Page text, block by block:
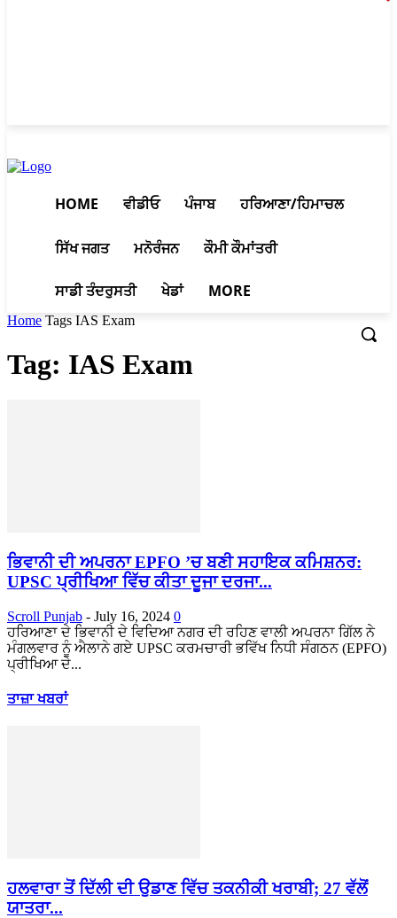
HOME ਵੀਡੀਓ ਪੰਜਾਬ ਹਰਿਆਣਾ/ਹਿਮਾਚਲ
ਸਿੱਖ ਜਗਤ ਮਨੋਰੰਜਨ ਕੌਮੀ ਕੌਮਾਂਤਰੀ
ਸਾਡੀ ਤੰਦਰੁਸਤੀ ਖੇਡਾਂ MORE
Home Tags IAS Exam
Tag: IAS Exam
ਭਿਵਾਨੀ ਦੀ ਅਪਰਨਾ EPFO ​​’ਚ ਬਣੀ ਸਹਾਇਕ ਕਮਿਸ਼ਨਰ:
UPSC ਪ੍ਰੀਖਿਆ ਵਿੱਚ ਕੀਤਾ ਦੂਜਾ ਦਰਜਾ...
Scroll Punjab - July 16, 2024 0
ਹਰਿਆਣਾ ਦੇ ਭਿਵਾਨੀ ਦੇ ਵਿਦਿਆ ਨਗਰ ਦੀ ਰਹਿਣ ਵਾਲੀ ਅਪਰਨਾ ਗਿੱਲ ਨੇ
ਮੰਗਲਵਾਰ ਨੂੰ ਐਲਾਨੇ ਗਏ UPSC ਕਰਮਚਾਰੀ ਭਵਿੱਖ ਨਿਧੀ ਸੰਗਠਨ (EPFO)
ਪ੍ਰੀਖਿਆ ਦੇ...
ਤਾਜ਼ਾ ਖਬਰਾਂ
ਹਲਵਾਰਾ ਤੋਂ ਦਿੱਲੀ ਦੀ ਉਡਾਣ ਵਿੱਚ ਤਕਨੀਕੀ ਖਰਾਬੀ; 27 ਵੱਲੋਂ
ਯਾਤਰਾ...